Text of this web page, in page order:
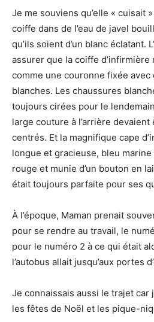
Je me souviens qu’elle « cuisait
coiffe dans de l’eau de javel
qu’ils soient d’un blanc éclatant.
assurer que la coiffe d’infirmière
comme une couronne fixée
blanches. Les chaussures
toujours cirées pour le
large couture à l’arrière
centrés. Et la magnifique cape
longue et gracieuse, bleu
rouge et munie d’un bouton en
était toujours parfaite pour ses
À l’époque, Maman prenait
pour se rendre au travail, le
pour le numéro 2 à ce qui était
l’autobus allait jusqu’aux portes
Je connaissais aussi le trajet car
les fêtes de Noël et les pique-